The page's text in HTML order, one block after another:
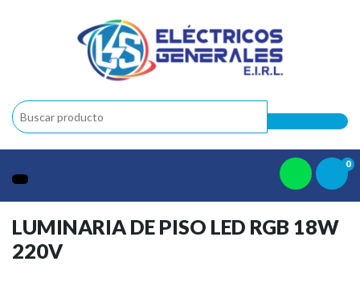
0
LUMINARIA DE PISO LED RGB 18W
220V